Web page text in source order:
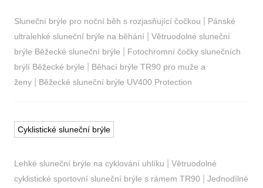
Sluneční brýle pro noční běh s rozjasňující čočkou
Pánské
ultralehké sluneční brýle na běhání| Větruodolné sluneční
brýle Běžecké sluneční brýle
Fotochromní čočky slunečních
brýlí Běžecké brýle
Běhací brýle TR90 pro muže a
ženy| Běžecké sluneční brýle UV400 Protection
Cyklistické sluneční brýle
Lehké sluneční brýle na cyklování uhlíku
Větruodolné
cyklistické sportovní sluneční brýle s rámem TR90
Jednodílné